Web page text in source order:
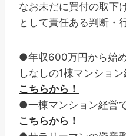
なお未だに買付の取下
として責任ある判断・
●年収600万円から始
しなしの1棟マンショ
こちらから！
●一棟マンション経営
こちらから！